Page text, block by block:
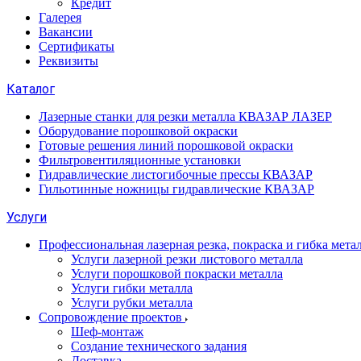
Кредит
Галерея
Вакансии
Сертификаты
Реквизиты
Каталог
Лазерные станки для резки металла КВАЗАР ЛАЗЕР
Оборудование порошковой окраски
Готовые решения линий порошковой окраски
Фильтровентиляционные установки
Гидравлические листогибочные прессы КВАЗАР
Гильотинные ножницы гидравлические КВАЗАР
Услуги
Профессиональная лазерная резка, покраска и гибка
Услуги лазерной резки листового металла
Услуги порошковой покраски металла
Услуги гибки металла
Услуги рубки металла
Сопровождение проектов
Шеф-монтаж
Создание технического задания